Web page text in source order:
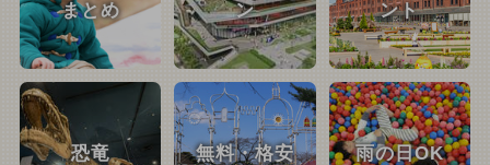
まとめ
ン
ント
恐竜 無料・格安 雨の日OK